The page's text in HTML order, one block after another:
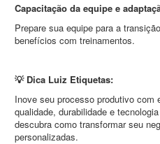
Capacitação da equipe e
Prepare sua equipe para a
benefícios com treinamentos.
💡 Dica Luiz Etiquetas:
Inove seu processo produtivo com
qualidade, durabilidade e
descubra como transformar seu
personalizadas.